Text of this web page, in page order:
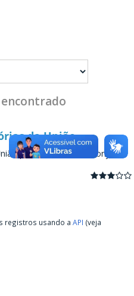
da União
para os Estados e conjunto
registros usando a API (veja